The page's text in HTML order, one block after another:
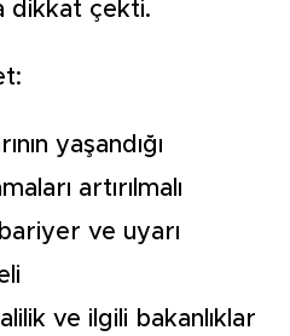
dikkat çekti.
yaşandığı
artırılmalı
ve uyarı
ve ilgili bakanlıklar